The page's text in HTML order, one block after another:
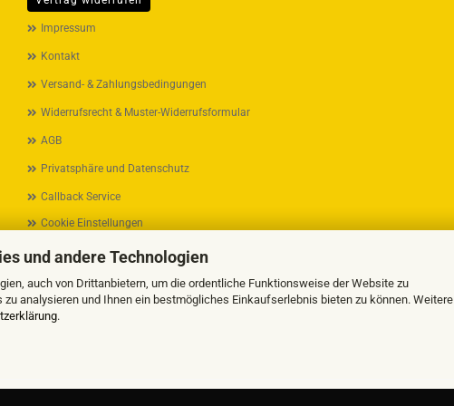
und andere Technologien
auch von Drittanbietern, um die ordentliche Funktionsweise der Website zu
analysieren und Ihnen ein bestmögliches Einkaufserlebnis bieten zu können. Weitere
.
Impressum
Kontakt
Versand- & Zahlungsbedingungen
Widerrufsrecht & Muster-Widerrufsformular
AGB
Privatsphäre und Datenschutz
Callback Service
Cookie Einstellungen